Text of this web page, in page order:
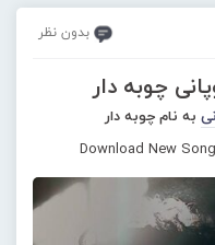
بدون نظر
چوبه دار
به نام چوبه دار
Download New Song